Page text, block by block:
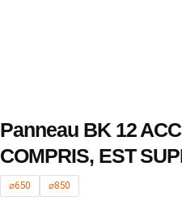
Panneau BK 12
COMPRIS, EST
⌀650 ⌀850